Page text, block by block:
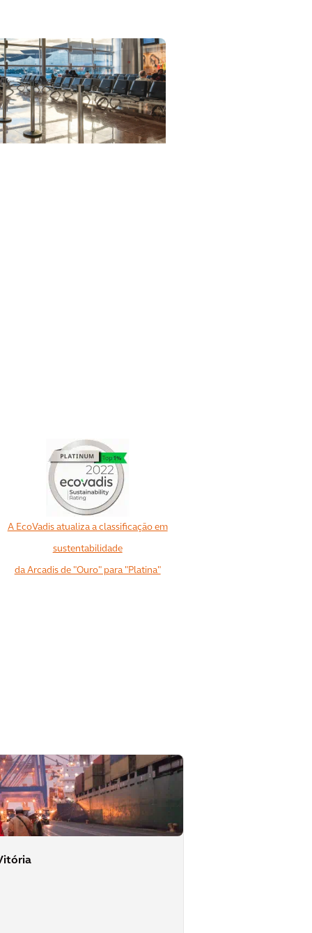
A EcoVadis atualiza a classificação em
sustentabilidade
da Arcadis de "Ouro" para "Platina"